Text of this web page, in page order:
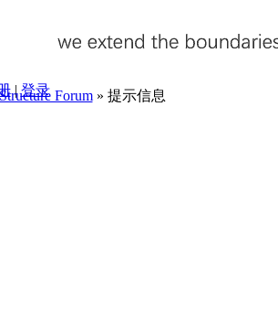
|登录 Forum» 提示信息